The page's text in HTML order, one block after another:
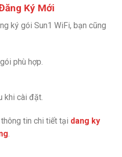
Ký Mới
ký gói Sun1 WiFi, bạn cũng
phù hợp.
khi cài đặt.
tin chi tiết tại dang ky
.